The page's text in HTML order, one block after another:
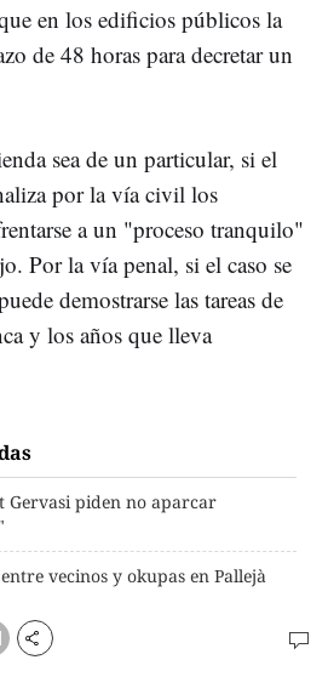
en los edificios públicos la
de 48 horas para decretar un
sea de un particular, si el
por la vía civil los
a un "proceso tranquilo"
Por la vía penal, si el caso se
demostrarse las tareas de
y los años que lleva
Gervasi piden no aparcar
vecinos y okupas en Pallejà